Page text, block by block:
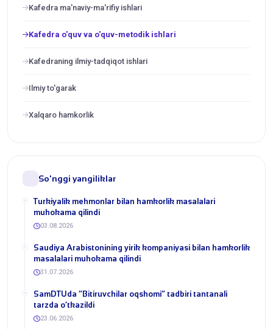
Kafedra ma'naviy-ma'rifiy ishlari
Kafedra o'quv va o'quv-metodik ishlari
Kafedraning ilmiy-tadqiqot ishlari
Ilmiy to'garak
Xalqaro hamkorlik
So'nggi yangiliklar
Turkiyalik mehmonlar bilan hamkorlik masalalari
muhokama qilindi
03.08.2026
​Saudiya Arabistonining yirik kompaniyasi bilan hamkorlik
masalalari muhokama qilindi
31.07.2026
​SamDTUda “Bitiruvchilar oqshomi” tadbiri tantanali
tarzda o‘tkazildi
23.06.2026